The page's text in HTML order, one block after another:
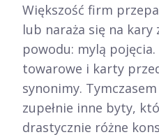
Większość firm
lub naraża się na
powodu: mylą
towarowe i karty
synonimy.
zupełnie inne byty,
drastycznie różne